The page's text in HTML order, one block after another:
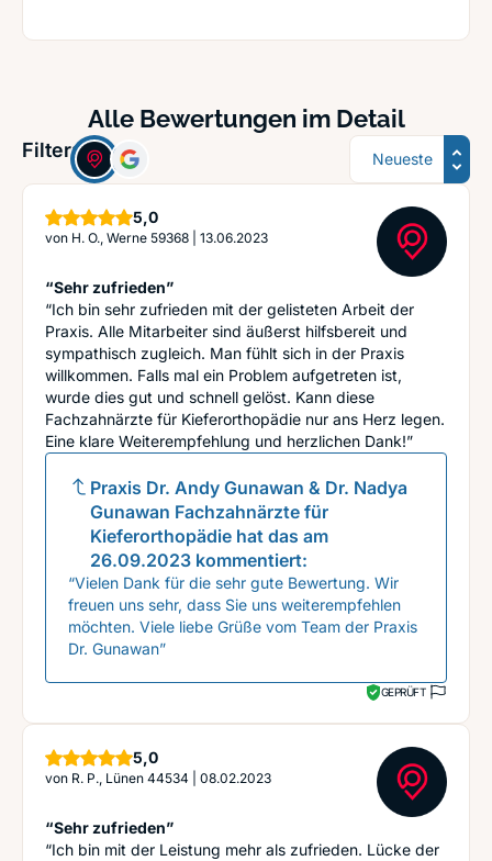
Alle Bewertungen im Detail
Filter: Sortierung
5,0Sterne
von H. O., Werne 59368 13.06.2023
“Sehr zufrieden”
“Ich bin sehr zufrieden mit der gelisteten Arbeit der
Praxis. Alle Mitarbeiter sind äußerst hilfsbereit und
sympathisch zugleich. Man fühlt sich in der Praxis
willkommen. Falls mal ein Problem aufgetreten ist,
wurde dies gut und schnell gelöst. Kann diese
Fachzahnärzte für Kieferorthopädie nur ans Herz legen.
Eine klare Weiterempfehlung und herzlichen Dank!”
Praxis Dr. Andy Gunawan & Dr. Nadya
Gunawan Fachzahnärzte für
Kieferorthopädie hat das am
26.09.2023 kommentiert:
“Vielen Dank für die sehr gute Bewertung. Wir
freuen uns sehr, dass Sie uns weiterempfehlen
möchten. Viele liebe Grüße vom Team der Praxis
Dr. Gunawan”
GEPRÜFT
5,0Sterne
von R. P., Lünen 44534 08.02.2023
“Sehr zufrieden”
“Ich bin mit der Leistung mehr als zufrieden. Lücke der